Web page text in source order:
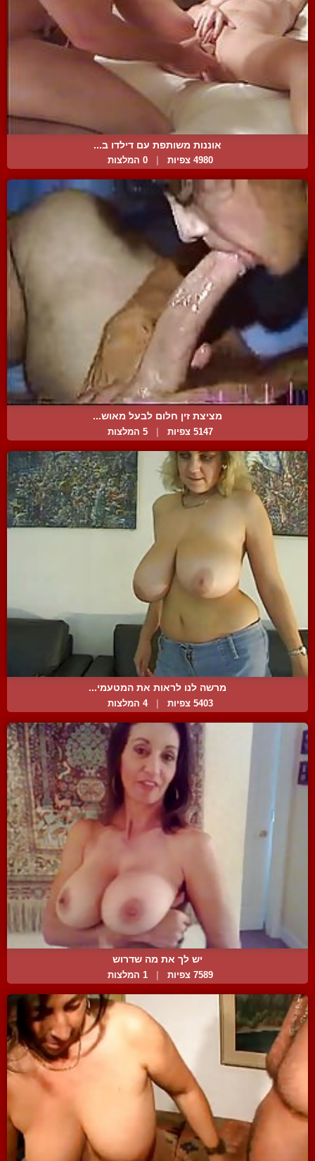
אוננות משותפת עם דילדו ב...
4980 צפיות 0 המלצות
מציצת זין חלום לבעל מאוש...
5147 צפיות 5 המלצות
מרשה לנו לראות את המטעמי...
5403 צפיות 4 המלצות
יש לך את מה שדרוש
7589 צפיות | 1 המלצות